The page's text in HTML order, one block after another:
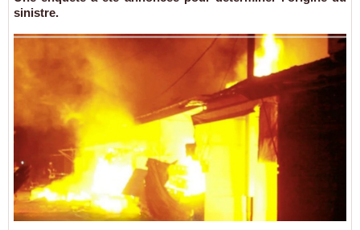
sinistre.